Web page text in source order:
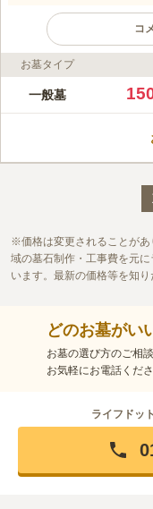
コ
ライフドット編集部のコメ
豊かにあしらわ
る大阪府天王寺
教の方であれば
この霊園はまだ誰からも
お墓タイプ
一般墓
価格は変更されることが
域の墓石制作・工事費を元
います。最新の価格等を知
どのお墓がい
お墓の選び方のご相
お気軽にお電話くださ
ライフドッ